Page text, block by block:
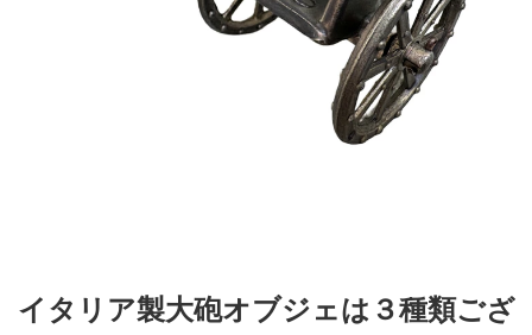
イタリア製大砲オブジェは３種類ござ